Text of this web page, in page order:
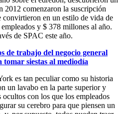
2012 comenzaron la suscripción
en un estilo de vida de
y $ 378 millones al año.
de SPAC este año.
de trabajo del negocio general
tomar siestas al mediodía
es tan peculiar como su historia
un lavabo en la parte superior y
con los que los empleados
su cerebro para que piensen un